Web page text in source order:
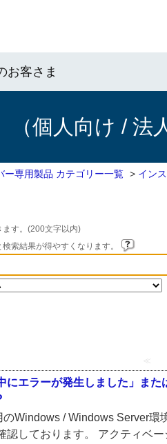
お客さま
個人向け / 法
ー専用製品 カテゴリー一覧 > イン
ます。(200文字以内)
索結果が得やすくなります。
≪
にエラーが発生しました」ま
Windows / Windows Server
認しております。 アクティベ